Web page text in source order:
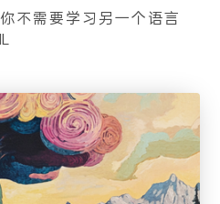
不需要学习另一个语言